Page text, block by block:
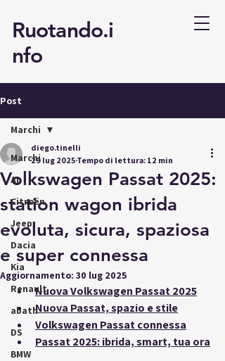
Ruotando.i
nfo
Post
Marchi
AI
Citroën
Jeep
Dacia
Kia
Renault
abath
DS
BMW
Marchi
Volkswagen Passat 2025:
station wagon ibrida
evoluta, sicura, spaziosa
e super connessa
diego.tinelli
29 lug 2025Tempo di lettura: 12 min
Aggiornamento: 30 lug 2025
Nuova Volkswagen Passat 2025
Nuova Passat, spazio e stile
Volkswagen Passat connessa
Passat 2025: ibrida, smart, tua ora